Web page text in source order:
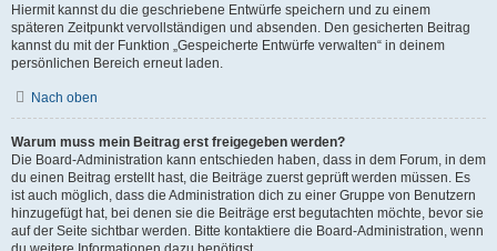
Hiermit kannst du die geschriebene Entwürfe speichern und zu einem
späteren Zeitpunkt vervollständigen und absenden. Den gesicherten Beitrag
kannst du mit der Funktion „Gespeicherte Entwürfe verwalten“ in deinem
persönlichen Bereich erneut laden.
Nach oben
Warum muss mein Beitrag erst freigegeben werden?
Die Board-Administration kann entschieden haben, dass in dem Forum, in dem
du einen Beitrag erstellt hast, die Beiträge zuerst geprüft werden müssen. Es
ist auch möglich, dass die Administration dich zu einer Gruppe von Benutzern
hinzugefügt hat, bei denen sie die Beiträge erst begutachten möchte, bevor sie
auf der Seite sichtbar werden. Bitte kontaktiere die Board-Administration, wenn